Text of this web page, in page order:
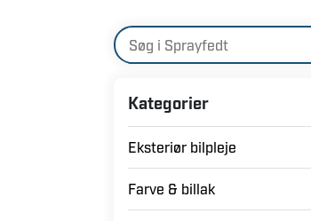
Kategorier
Eksteriør bilpleje
Farve & billak